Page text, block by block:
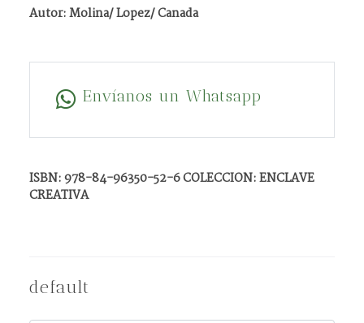
Autor: Molina/ Lopez/ Canada
Envíanos un Whatsapp
ISBN: 978-84-96350-52-6 COLECCION: ENCLAVE
CREATIVA
default